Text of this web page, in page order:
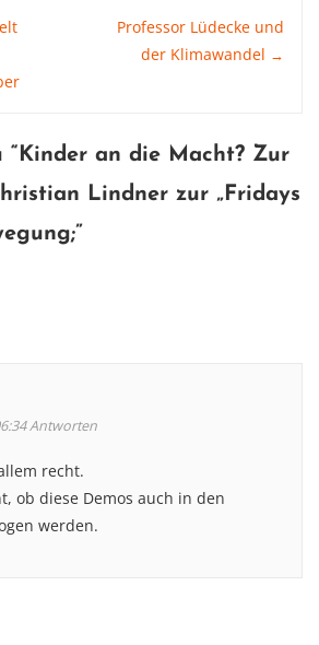
Professor Lüdecke und
der Klimawandel →
“ Kinder an die Macht? Zur
Lindner zur „Fridays
;”
Antworten
recht.
ob diese Demos auch in den
werden.